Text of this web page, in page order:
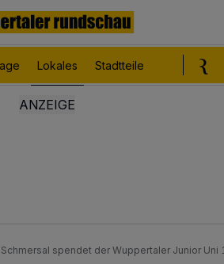
Lokales Stadtteile
Schmersal spendet der Wuppertaler Junior Uni